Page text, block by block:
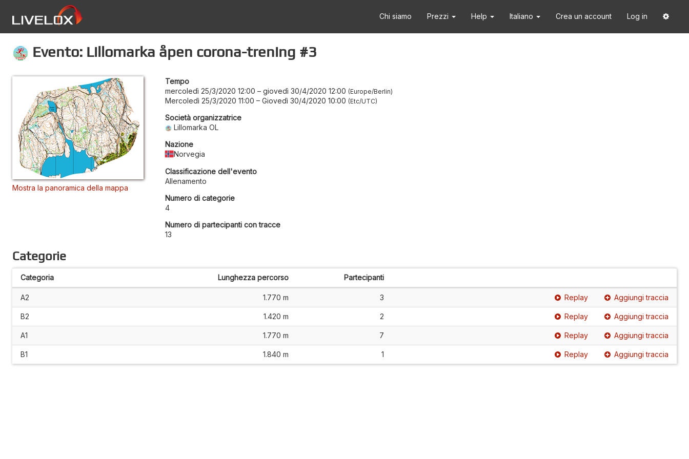
Chi siamo Prezzi Help Italiano Crea un account Log in
Evento: Lillomarka åpen corona-trening #3
Mostra la panoramica della mappa
Tempo
mercoledì 25/3/2020 12:00 – giovedì 30/4/2020 12:00 Europe/Berlin
Mercoledì 25/3/2020 11:00 – Giovedì 30/4/2020 10:00 Etc/UTC
Società organizzatrice
Lillomarka OL
Nazione
Norvegia
Classificazione dell'evento
Allenamento
Numero di categorie
4
Numero di partecipanti con tracce
13
Categorie
Categoria Lunghezza percorso Partecipanti
A2 1.770 m 3 Replay Aggiungi traccia
B2 1.420 m 2 Replay Aggiungi traccia
A1 1.770 m 7 Replay Aggiungi traccia
B1 1.840 m 1 Replay Aggiungi traccia